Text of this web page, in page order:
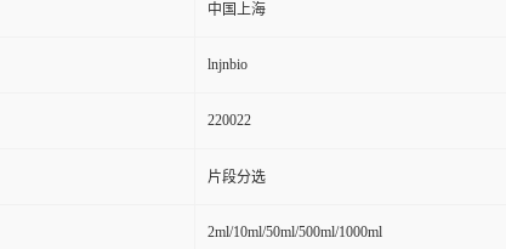
中国上海
lnjnbio
220022
片段分选
2ml/10ml/50ml/500ml/1000ml